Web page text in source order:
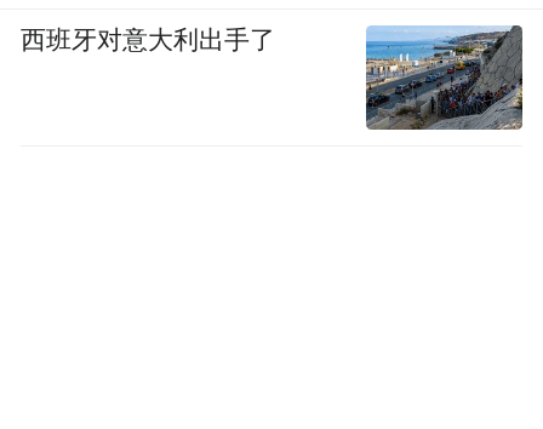
西班牙对意大利出手了